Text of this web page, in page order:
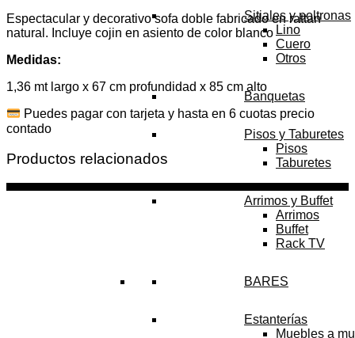
Sitiales y poltronas
Lino
Cuero
Otros
Banquetas
Pisos y Taburetes
Pisos
Taburetes
Arrimos y Buffet
Arrimos
Buffet
Rack TV
BARES
Estanterías
Muebles a
Espectacular y decorativo sofa doble fabricado en rattan
natural. Incluye cojin en asiento de color blanco
Medidas:
1,36 mt largo x 67 cm profundidad x 85 cm alto
Puedes pagar con tarjeta y hasta en 6 cuotas precio
contado
Productos relacionados